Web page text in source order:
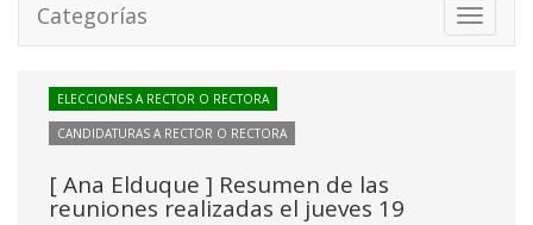
Toggle
Categorías
ELECCIONES A RECTOR O RECTORA
CANDIDATURAS A RECTOR O RECTORA
[ Ana Elduque ] Resumen de las
reuniones realizadas el jueves 19